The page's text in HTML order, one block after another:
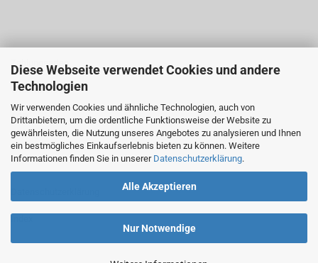
Diese Webseite verwendet Cookies und andere
Technologien
Wir verwenden Cookies und ähnliche Technologien, auch von
Drittanbietern, um die ordentliche Funktionsweise der Website zu
gewährleisten, die Nutzung unseres Angebotes zu analysieren und Ihnen
ein bestmögliches Einkaufserlebnis bieten zu können. Weitere
Informationen finden Sie in unserer Datenschutzerklärung.
Alle Akzeptieren
Nur Notwendige
Zahlungsarten
Widerrufsrecht
AGB